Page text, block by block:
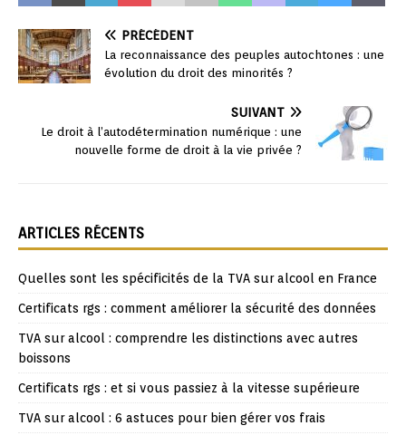
PRÉCÉDENT
La reconnaissance des peuples autochtones : une
évolution du droit des minorités ?
SUIVANT
Le droit à l’autodétermination numérique : une
nouvelle forme de droit à la vie privée ?
ARTICLES RÉCENTS
Quelles sont les spécificités de la TVA sur alcool en France
Certificats rgs : comment améliorer la sécurité des données
TVA sur alcool : comprendre les distinctions avec autres
boissons
Certificats rgs : et si vous passiez à la vitesse supérieure
TVA sur alcool : 6 astuces pour bien gérer vos frais